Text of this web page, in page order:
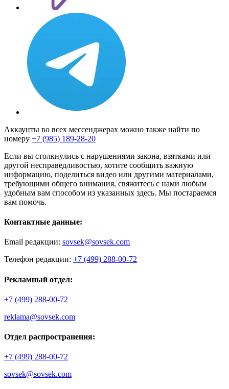
Аккаунты во всех мессенджерах можно также найти по
номеру +7 (985) 189-28-20
Если вы столкнулись с нарушениями закона, взятками или
другой несправедливостью, хотите сообщить важную
информацию, поделиться видео или другими материалами,
требующими общего внимания, свяжитесь с нами любым
удобным вам способом из указанных здесь. Мы постараемся
вам помочь.
Контактные данные:
Email редакции: sovsek@sovsek.com
Телефон редакции: +7 (499) 288-00-72
Рекламный отдел:
+7 (499) 288-00-72
reklama@sovsek.com
Отдел распространения:
+7 (499) 288-00-72
sovsek@sovsek.com